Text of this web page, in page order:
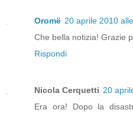
Oromë 20 aprile 2010
Che bella notizia! Grazie
Rispondi
Nicola Cerquetti 20
Era ora! Dopo la